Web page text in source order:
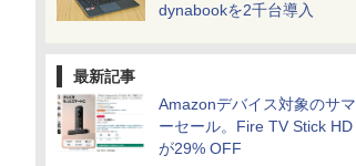
dynabookを2千台導入
最新記事
Amazonデバイス対象のサマ
ーセール。Fire TV Stick HD
が29% OFF